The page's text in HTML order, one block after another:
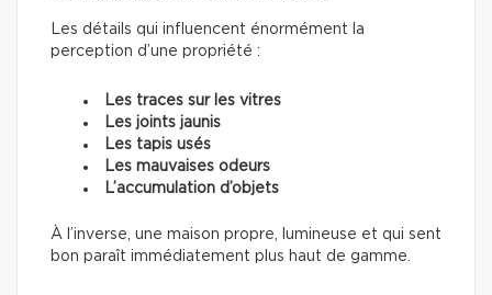
Les détails qui influencent énormément la
perception d’une propriété :
Les traces sur les vitres
Les joints jaunis
Les tapis usés
Les mauvaises odeurs
L’accumulation d’objets
À l’inverse, une maison propre, lumineuse et qui sent
bon paraît immédiatement plus haut de gamme.